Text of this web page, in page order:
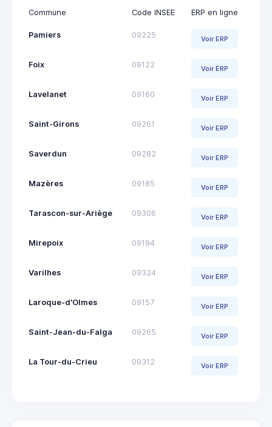
Commune Code INSEE ERP en ligne
Pamiers 09225 Voir ERP
Foix 09122 Voir ERP
Lavelanet 09160 Voir ERP
Saint-Girons 09261 Voir ERP
Saverdun 09282 Voir ERP
Mazères 09185 Voir ERP
Tarascon-sur-Ariège 09306 Voir ERP
Mirepoix 09194 Voir ERP
Varilhes 09324 Voir ERP
Laroque-d'Olmes 09157 Voir ERP
Saint-Jean-du-Falga 09265 Voir ERP
La Tour-du-Crieu 09312 Voir ERP